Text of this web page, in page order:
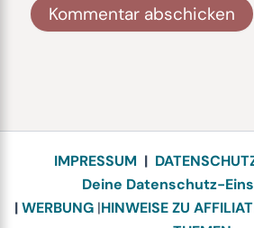
IMPRESSUM |
Deine Datenschutz-
|WERBUNG |HINWEISE ZU